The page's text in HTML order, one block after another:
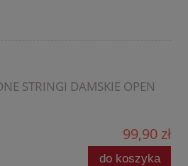
STRINGI DAMSKIE OPEN
99,90 zł
do koszyka